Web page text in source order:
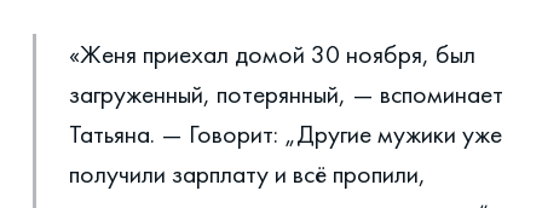
«Женя приехал домой 30 ноября, был
загруженный, потерянный, — вспоминает
Татьяна. — Говорит: „Другие мужики уже
получили зарплату и всё пропили,